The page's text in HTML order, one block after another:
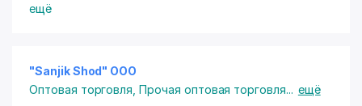
А30ГЦ, СНЭ200/5, УПП200/5). Производство
ещё
"Sanjik Shod" ООО
Оптовая торговля ,Прочая оптовая торговля... ещё